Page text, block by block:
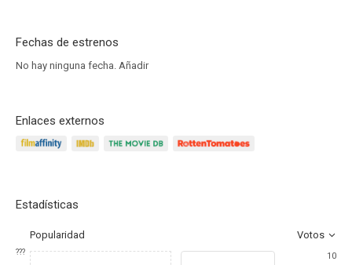
Fechas de estrenos
No hay ninguna fecha. Añadir
Enlaces externos
Estadísticas
Popularidad Votos
???
10